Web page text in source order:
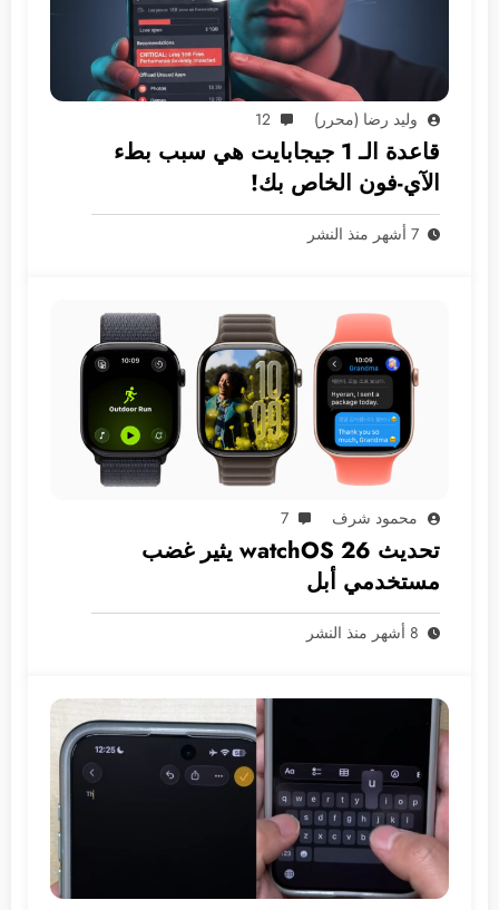
وليد رضا (محرر) 12
قاعدة الـ 1 جيجابايت هي سبب بطء
الآي-فون الخاص بك!
7 أشهر منذ النشر
محمود شرف 7
تحديث watchOS 26 يثير غضب
مستخدمي أبل
8 أشهر منذ النشر